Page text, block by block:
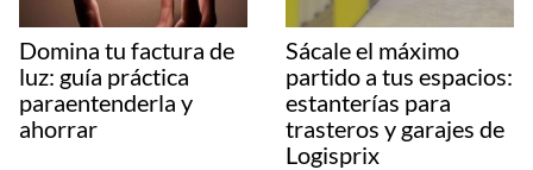
Domina tu factura de
luz: guía práctica
paraentenderla y
ahorrar
Sácale el máximo
partido a tus espacios:
estanterías para
trasteros y garajes de
Logisprix